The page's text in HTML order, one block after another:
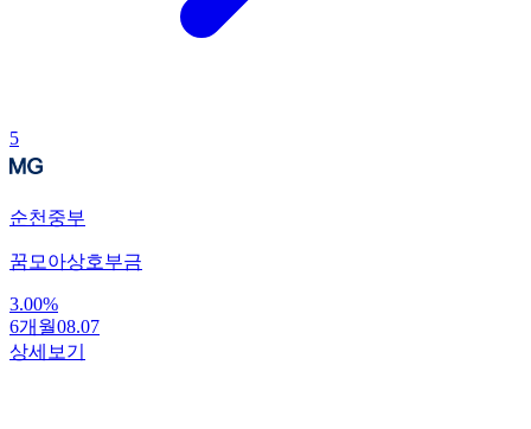
5
순천중부
꿈모아상호부금
3.00%
6개월08.07
상세보기